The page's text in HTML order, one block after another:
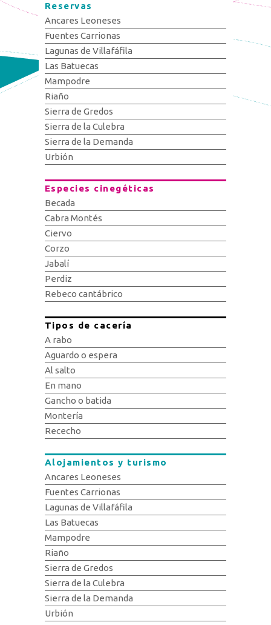
Reservas
Ancares Leoneses
Fuentes Carrionas
Lagunas de Villafáfila
Las Batuecas
Mampodre
Riaño
Sierra de Gredos
Sierra de la Culebra
Sierra de la Demanda
Urbión
Especies cinegéticas
Becada
Cabra Montés
Ciervo
Corzo
Jabalí
Perdiz
Rebeco cantábrico
Tipos de cacería
A rabo
Aguardo o espera
Al salto
En mano
Gancho o batida
Montería
Rececho
Alojamientos y turismo
Ancares Leoneses
Fuentes Carrionas
Lagunas de Villafáfila
Las Batuecas
Mampodre
Riaño
Sierra de Gredos
Sierra de la Culebra
Sierra de la Demanda
Urbión